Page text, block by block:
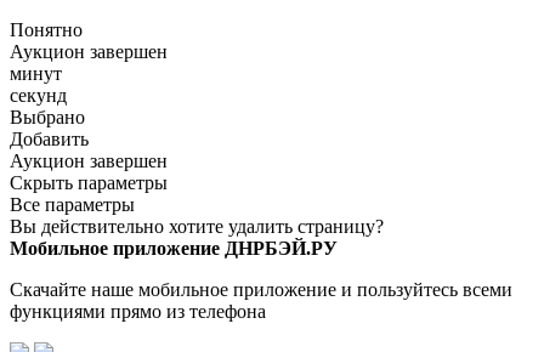
Понятно
Аукцион завершен
минут
секунд
Выбрано
Добавить
Аукцион завершен
Скрыть параметры
Все параметры
Вы действительно хотите удалить страницу?
Мобильное приложение ДНРБЭЙ.РУ
Скачайте наше мобильное приложение и пользуйтесь всеми
функциями прямо из телефона